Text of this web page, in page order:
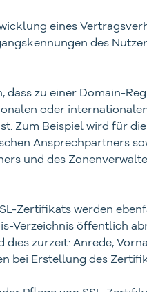
eines
des
dass zu einer Domain-
oder
Zum Beispiel wird für
Ansprechpartners
und des
Zertifikats werden
Verzeichnis öffentlich
zurzeit: Anrede,
bei Erstellung des